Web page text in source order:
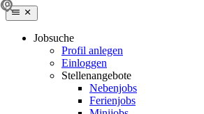
Jobsuche
Profil anlegen
Einloggen
Stellenangebote
Nebenjobs
Ferienjobs